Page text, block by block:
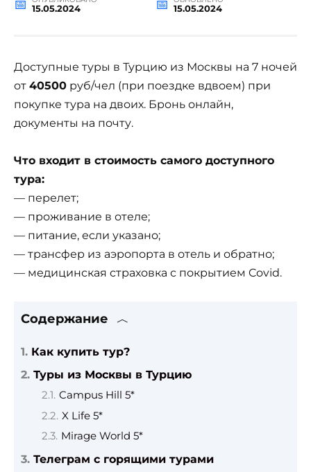
15.05.2024 15.05.2024
Доступные туры в Турцию из Москвы на 7 ночей
от 40500 руб/чел (при поездке вдвоем) при
покупке тура на двоих. Бронь онлайн,
документы на почту.
Что входит в стоимость самого доступного
тура:
— перелет;
— проживание в отеле;
— питание, если указано;
— трансфер из аэропорта в отель и обратно;
— медицинская страховка с покрытием Covid.
Содержание
Как купить тур?
Туры из Москвы в Турцию
Campus Hill 5*
X Life 5*
Mirage World 5*
Телеграм с горящими турами